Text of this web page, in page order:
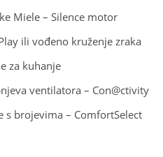
Miele – Silence motor
ili vođeno kruženje zraka
za kuhanje
ventilatora – Con@ctivity
brojevima – ComfortSelect